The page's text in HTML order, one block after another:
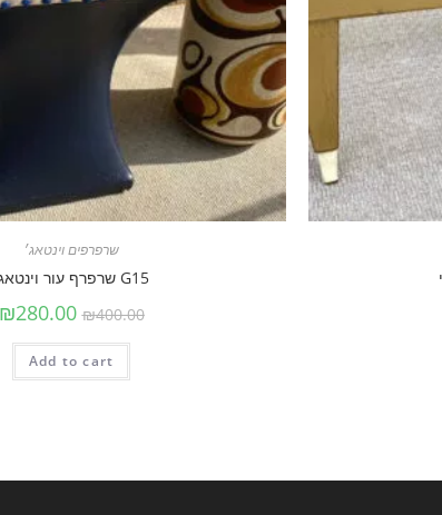
שרפרפים וינטאג׳
G15 שרפרף עור וינטאג'
₪400.00
₪280.00
Add to cart